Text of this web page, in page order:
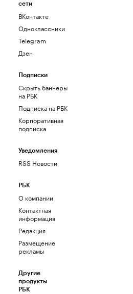
сети
ВКонтакте
Одноклассники
Telegram
Дзен
Подписки
Скрыть баннеры
на РБК
Подписка на РБК
Корпоративная
подписка
Уведомления
RSS Новости
РБК
О компании
Контактная
информация
Редакция
Размещение
рекламы
Другие
продукты
РБК